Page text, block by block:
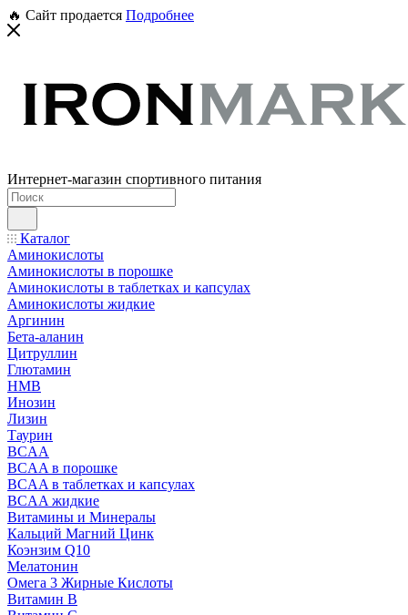
🔥 Сайт продается Подробнее
Интернет-магазин спортивного питания
Каталог
Аминокислоты
Аминокислоты в порошке
Аминокислоты в таблетках и капсулах
Аминокислоты жидкие
Аргинин
Бета-аланин
Цитруллин
Глютамин
HMB
Инозин
Лизин
Таурин
BCAA
BCAA в порошке
BCAA в таблетках и капсулах
BCAA жидкие
Витамины и Минералы
Кальций Магний Цинк
Коэнзим Q10
Мелатонин
Омега 3 Жирные Кислоты
Витамин B